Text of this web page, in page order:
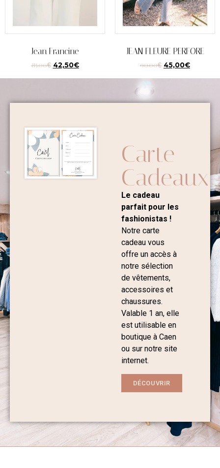
Jean Francine
85,00€ 42,50€
JEAN FLEURE PERFORE
90,00€ 45,00€
Carte
Cadeaux
Le cadeau
parfait pour les
fashionistas !
Notre carte
cadeau vous
offre un accès à
notre sélection
de vêtements,
accessoires et
chaussures.
Valable 1 an, elle
est utilisable en
boutique à Caen
ou sur notre site
internet.
DÉCOUVRIR